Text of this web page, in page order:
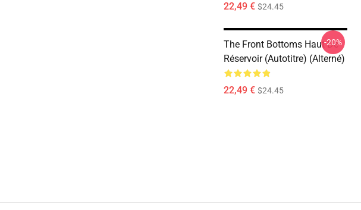
22,49 € $24.45
The Front Bottoms Haut De
Réservoir (autotitre) (alterné)
22,49 € $24.45
-20%